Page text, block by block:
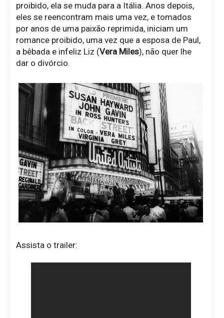
proibido, ela se muda para a Itália. Anos depois,
eles se reencontram mais uma vez, e tomados
por anos de uma paixão reprimida, iniciam um
romance proibido, uma vez que a esposa de Paul,
a bêbada e infeliz Liz (Vera Miles), não quer lhe
dar o divórcio.
Assista o trailer: